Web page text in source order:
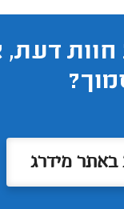
קראת 23 חוות
באתר מידרג